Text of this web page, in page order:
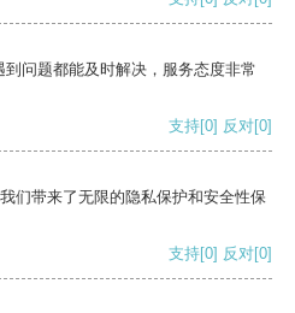
问题都能及时解决，服务态度非常
支持[0] 反对[0]
们带来了无限的隐私保护和安全性保
支持[0] 反对[0]